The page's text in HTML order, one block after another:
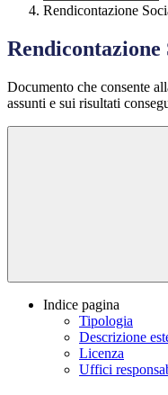
Rendicontazione
Rendicontazione
Documento che consente
assunti e sui risultati
Indice pagina
Tipologia
Descrizione
Licenza
Uffici